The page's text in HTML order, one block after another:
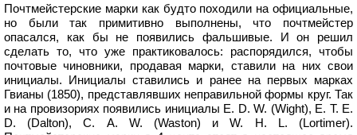
Почтмейстерские марки как будто походили на официальные,
но были так примитивно выполнены, что почтмейстер
опасался, как бы не появились фальшивые. И он решил
сделать то, что уже практиковалось: распорядился, чтобы
почтовые чиновники, продавая марки, ставили на них свои
инициалы. Инициалы ставились и ранее на первых марках
Гвианы (1850), представлявших неправильной формы круг. Так
и на провизориях появились инициалы Е. D. W. (Wight), Е. Т. Е.
D. (Dalton), С. A. W. (Waston) и W. Н. L. (Lortimer).